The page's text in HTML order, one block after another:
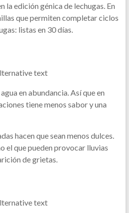
la edición génica de lechugas. En
que permiten completar ciclos
listas en 30 días.
en abundancia. Así que en
tiene menos sabor y una
hacen que sean menos dulces.
el que pueden provocar lluvias
de grietas.